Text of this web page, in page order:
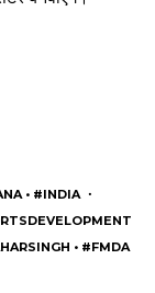
• #INDIA ・
• #FMDA